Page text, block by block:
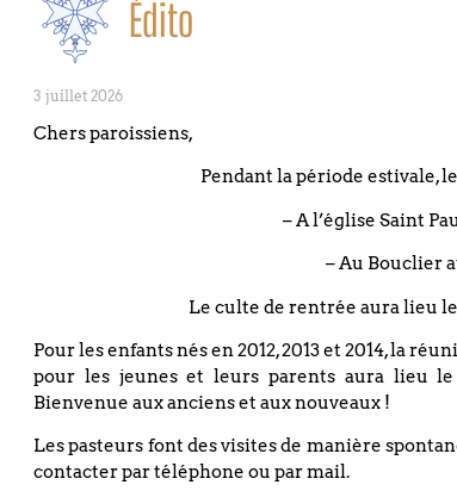
DATE
Evénements
Répétition
Édito
3 juillet 2026
Chers paroissiens,
Pendant la période estivale,
– A l’église Saint
– Au Bouclier
Le culte de rentrée aura lieu
Pour les enfants nés en 2012, 2013 et 2014, la
pour les jeunes et leurs parents aura lieu
Bienvenue aux anciens et aux nouveaux !
Les pasteurs font des visites de manière
contacter par téléphone ou par mail.